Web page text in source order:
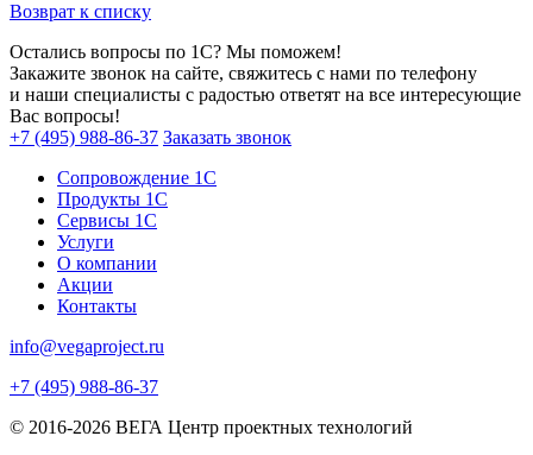
Возврат к списку
Остались вопросы по 1С? Мы поможем!
Закажите звонок на сайте, свяжитесь с нами по телефону
и наши специалисты с радостью ответят на все интересующие
Вас вопросы!
+7 (495) 988-86-37 Заказать звонок
Сопровождение 1С
Продукты 1С
Сервисы 1С
Услуги
О компании
Акции
Контакты
info@vegaproject.ru
+7 (495) 988-86-37
© 2016-2026 ВЕГА Центр проектных технологий